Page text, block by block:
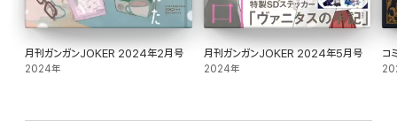
月刊ガンガンJOKER 2024年2月号
2024年
月刊ガンガンJOKER 2024年5月号
2024年
コ